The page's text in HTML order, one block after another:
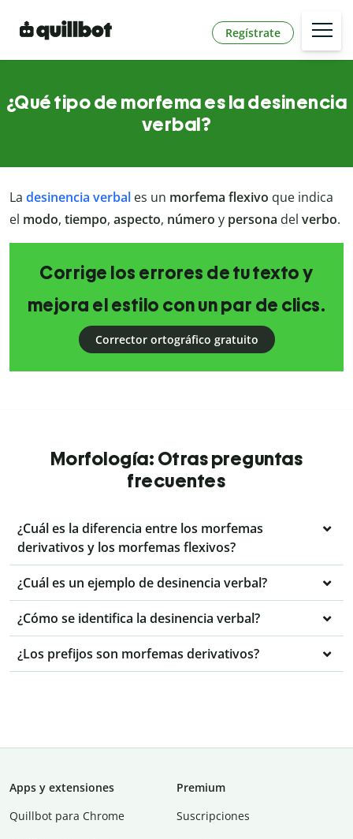
Regístrate
¿Qué tipo de morfema es la desinencia
verbal?
La desinencia verbal es un morfema flexivo que indica
el modo, tiempo, aspecto, número y persona del verbo.
Corrige los errores de tu texto y
mejora el estilo con un par de clics.
Corrector ortográfico gratuito
Morfología: Otras preguntas
frecuentes
¿Cuál es la diferencia entre los morfemas
derivativos y los morfemas flexivos?
¿Cuál es un ejemplo de desinencia verbal?
¿Cómo se identifica la desinencia verbal?
¿Los prefijos son morfemas derivativos?
Apps y extensiones
Quillbot para Chrome
Premium
Suscripciones